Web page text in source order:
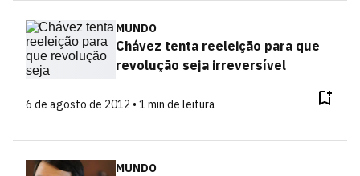
MUNDO
Chávez tenta reeleição para que
revolução seja irreversível
6 de agosto de 2012 • 1 min de leitura
MUNDO